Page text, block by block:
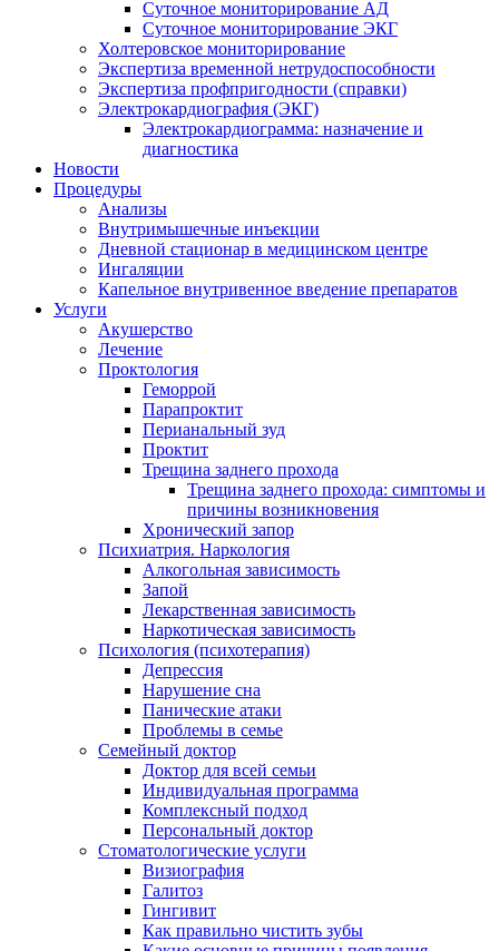
Суточное мониторирование АД
Суточное мониторирование ЭКГ
Холтеровское мониторирование
Экспертиза временной нетрудоспособности
Экспертиза профпригодности (справки)
Электрокардиография (ЭКГ)
Электрокардиограмма: назначение и
диагностика
Новости
Процедуры
Анализы
Внутримышечные инъекции
Дневной стационар в медицинском центре
Ингаляции
Капельное внутривенное введение препаратов
Услуги
Акушерство
Лечение
Проктология
Геморрой
Парапроктит
Перианальный зуд
Проктит
Трещина заднего прохода
Трещина заднего прохода: симптомы и
причины возникновения
Хронический запор
Психиатрия. Наркология
Алкогольная зависимость
Запой
Лекарственная зависимость
Наркотическая зависимость
Психология (психотерапия)
Депрессия
Нарушение сна
Панические атаки
Проблемы в семье
Семейный доктор
Доктор для всей семьи
Индивидуальная программа
Комплексный подход
Персональный доктор
Стоматологические услуги
Визиография
Галитоз
Гингивит
Как правильно чистить зубы